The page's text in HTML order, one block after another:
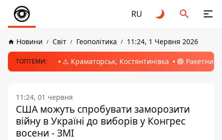
RU
Новини Світ Геополітика 11:24, 1 Червня 2026
ТОПТЕМИ: ⚠️ Краматорськ, Костянтинівка 🔴 Ракетний
11:24, 01 червня
США можуть спробувати заморозити
війну в Україні до виборів у Конгрес
восени - ЗМІ